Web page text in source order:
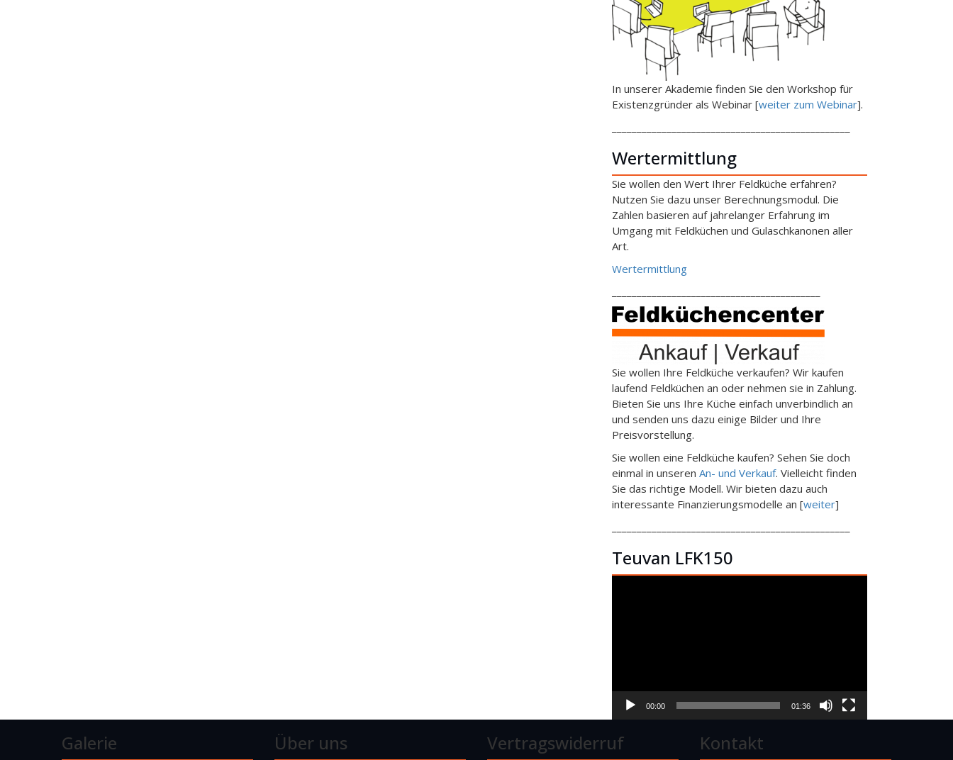
In unserer Akademie finden Sie den Workshop für
Existenzgründer als Webinar [weiter zum Webinar].
Wertermittlung
Sie wollen den Wert Ihrer Feldküche erfahren?
Nutzen Sie dazu unser Berechnungsmodul. Die
Zahlen basieren auf jahrelanger Erfahrung im
Umgang mit Feldküchen und Gulaschkanonen aller
Art.
Wertermittlung
Sie wollen Ihre Feldküche verkaufen? Wir kaufen
laufend Feldküchen an oder nehmen sie in Zahlung.
Bieten Sie uns Ihre Küche einfach unverbindlich an
und senden uns dazu einige Bilder und Ihre
Preisvorstellung.
Sie wollen eine Feldküche kaufen? Sehen Sie doch
einmal in unseren An- und Verkauf. Vielleicht finden
Sie das richtige Modell. Wir bieten dazu auch
interessante Finanzierungsmodelle an [weiter]
Teuvan LFK150
00:00 01:36
Galerie Über uns Vertragswiderruf Kontakt